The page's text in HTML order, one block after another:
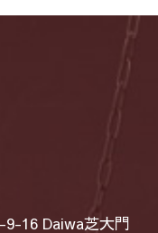
16 Daiwa芝大門